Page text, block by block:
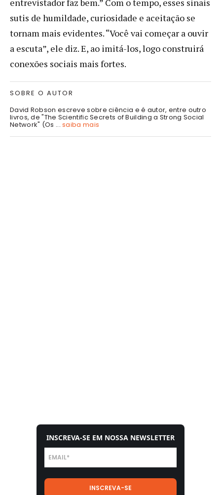
entrevistador faz bem.” Com o tempo, esses sinais
sutis de humildade, curiosidade e aceitação se
tornam mais evidentes. “Você vai começar a ouvir
a escuta”, ele diz. E, ao imitá-los, logo construirá
conexões sociais mais fortes.
SOBRE O AUTOR
David Robson escreve sobre ciência e é autor, entre outro
livros, de "The Scientific Secrets of Building a Strong Social
Network" (Os ...saiba mais
INSCREVA-SE EM NOSSA NEWSLETTER